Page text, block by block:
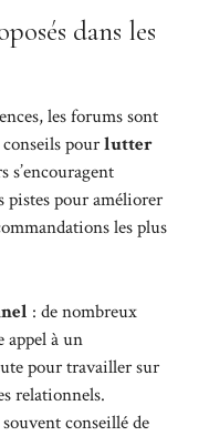
dans les
les forums sont
pourlutter
s’encouragent
pistes pour améliorer
les plus
: de nombreux
appel à un
pour travailler sur
relationnels.
conseillé de